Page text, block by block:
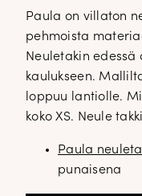
Paula on villaton
pehmoista
Neuletakin
kaulukseen.
loppuu lantiolle.
koko XS. Neule
Paula
punaisena